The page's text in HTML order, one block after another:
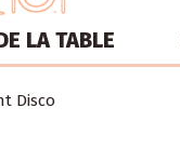
LA TABLE
Disco